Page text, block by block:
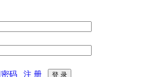
码 注 册